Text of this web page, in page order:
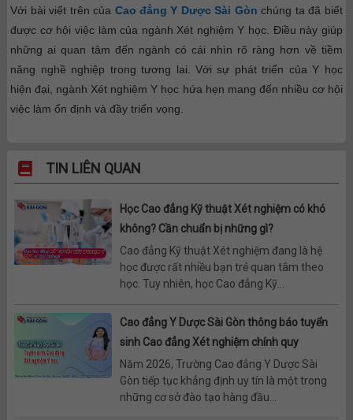
Với bài viết trên của Cao đẳng Y Dược Sài Gòn chúng ta đã biết
được cơ hội việc làm của ngành Xét nghiệm Y học. Điều này giúp
những ai quan tâm đến ngành có cái nhìn rõ ràng hơn về tiềm
năng nghề nghiệp trong tương lai. Với sự phát triển của Y học
hiện đại, ngành Xét nghiệm Y học hứa hẹn mang đến nhiều cơ hội
việc làm ổn định và đầy triển vọng.
TIN LIÊN QUAN
Học Cao đẳng Kỹ thuật Xét nghiệm có khó
không? Cần chuẩn bị những gì?
Cao đẳng Kỹ thuật Xét nghiệm đang là hệ
học được rất nhiều bạn trẻ quan tâm theo
học. Tuy nhiên, học Cao đẳng Kỹ...
Cao đẳng Y Dược Sài Gòn thông báo tuyển
sinh Cao đẳng Xét nghiệm chính quy
Năm 2026, Trường Cao đẳng Y Dược Sài
Gòn tiếp tục khẳng định uy tín là một trong
những cơ sở đào tạo hàng đầu...